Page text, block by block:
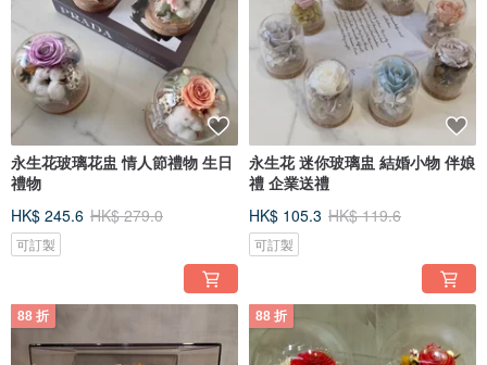
永生花玻璃花盅 情人節禮物 生日
禮物
HK$ 245.6 HK$ 279.0
可訂製
永生花 迷你玻璃盅 結婚小物 伴娘
禮 企業送禮
HK$ 105.3 HK$ 119.6
可訂製
88 折 88 折